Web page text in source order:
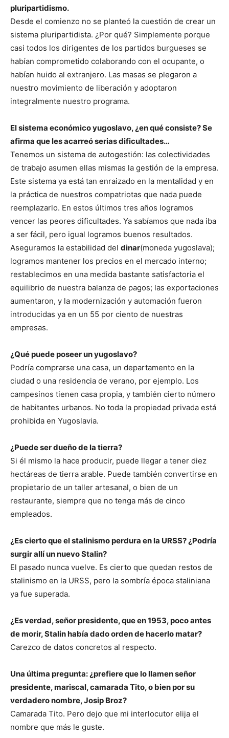
pluripartidismo.
Desde el comienzo no se planteó la cuestión de crear un
sistema pluripartidista. ¿Por qué? Simplemente porque
casi todos los dirigentes de los partidos burgueses se
habían comprometido colaborando con el ocupante, o
habían huido al extranjero. Las masas se plegaron a
nuestro movimiento de liberación y adoptaron
integralmente nuestro programa.
El sistema económico yugoslavo, ¿en qué consiste? Se
afirma que les acarreó serias dificultades…
Tenemos un sistema de autogestión: las colectividades
de trabajo asumen ellas mismas la gestión de la empresa.
Este sistema ya está tan enraizado en la mentalidad y en
la práctica de nuestros compatriotas que nada puede
reemplazarlo. En estos últimos tres años logramos
vencer las peores dificultades. Ya sabíamos que nada iba
a ser fácil, pero igual logramos buenos resultados.
Aseguramos la estabilidad del dinar(moneda yugoslava);
logramos mantener los precios en el mercado interno;
restablecimos en una medida bastante satisfactoria el
equilibrio de nuestra balanza de pagos; las exportaciones
aumentaron, y la modernización y automación fueron
introducidas ya en un 55 por ciento de nuestras
empresas.
¿Qué puede poseer un yugoslavo?
Podría comprarse una casa, un departamento en la
ciudad o una residencia de verano, por ejemplo. Los
campesinos tienen casa propia, y también cierto número
de habitantes urbanos. No toda la propiedad privada está
prohibida en Yugoslavia.
¿Puede ser dueño de la tierra?
Si él mismo la hace producir, puede llegar a tener diez
hectáreas de tierra arable. Puede también convertirse en
propietario de un taller artesanal, o bien de un
restaurante, siempre que no tenga más de cinco
empleados.
¿Es cierto que el stalinismo perdura en la URSS? ¿Podría
surgir allí un nuevo Stalin?
El pasado nunca vuelve. Es cierto que quedan restos de
stalinismo en la URSS, pero la sombría época staliniana
ya fue superada.
¿Es verdad, señor presidente, que en 1953, poco antes
de morir, Stalin había dado orden de hacerlo matar?
Carezco de datos concretos al respecto.
Una última pregunta: ¿prefiere que lo llamen señor
presidente, mariscal, camarada Tito, o bien por su
verdadero nombre, Josip Broz?
Camarada Tito. Pero dejo que mi interlocutor elija el
nombre que más le guste.